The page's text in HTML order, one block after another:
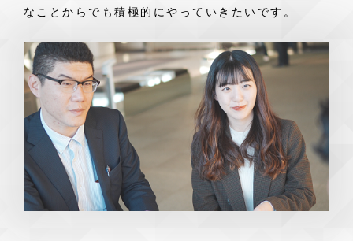
なことからでも積極的にやっていきたいです。